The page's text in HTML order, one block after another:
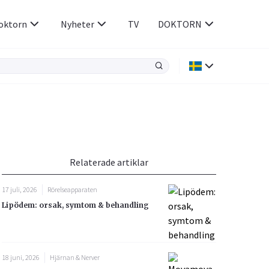
Rökavvänjning
Rörelseapparaten
Sex & Samliv
Sömn & Stress
Nyheter TV DOKTORN
Relaterade artiklar
17 juli, 2026
Rörelseapparaten
Lipödem: orsak, symtom & behandling
18 juni, 2026
Hjärnan & Nerver